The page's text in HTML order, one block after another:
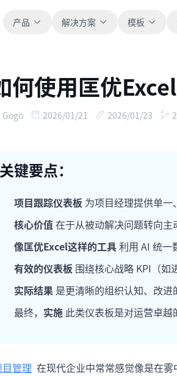
产品 解决方案 模板
全部
用于跟踪流程、协作、计划与
销售
支持销售管道、目标、预测和
管理里程碑、负责人、交付和
博客
获取产品更新、
查看产品文档、
提示词库
用于分析、报表
帮助新用户和团
何使用匡优
Gogo 2026/01/21 2026/01/23
关键要点：
项目跟踪仪表板 为项目经理提供单一
核心价值在于从被动解决问题转向主
像匡优Excel这样的工具利用 AI 统一
有效的仪表板 围绕核心战略 KPI（如
实际结果 是更清晰的组织认知、改进
最终， 实施 此类仪表板是对运营卓越
管理 在现代企业中常常感觉像是在